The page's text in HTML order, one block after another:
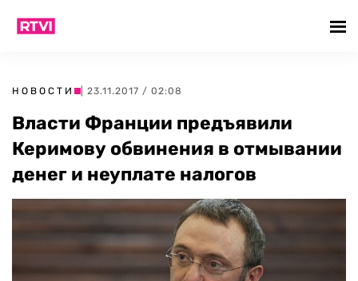
НОВОСТИ | 23.11.2017 / 02:08
Власти Франции предъявили
Керимову обвинения в отмывании
денег и неуплате налогов